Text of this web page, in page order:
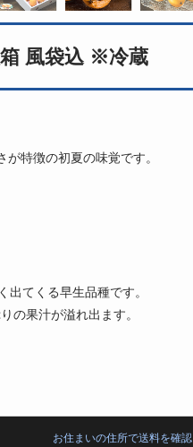
風袋込 ※冷蔵
特徴の初夏の味覚です。
出てくる早生品種です。
の果汁が溢れ出ます。
お住まいの住所で送料を確認